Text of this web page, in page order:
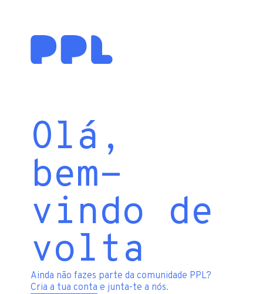
Olá,
bem-
vindo de
volta
Ainda não fazes parte da comunidade PPL?
Cria a tua conta e junta-te a nós.